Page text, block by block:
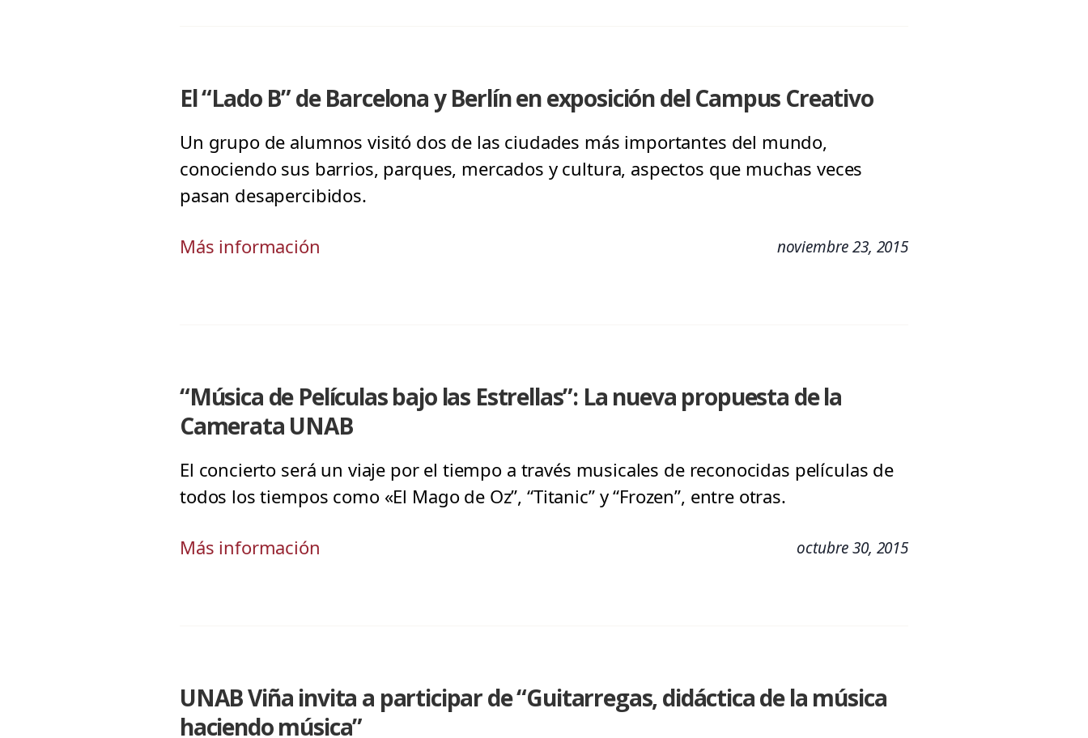
El “Lado B” de Barcelona y Berlín en exposición del Campus Creativo
Un grupo de alumnos visitó dos de las ciudades más importantes del mundo,
conociendo sus barrios, parques, mercados y cultura, aspectos que muchas veces
pasan desapercibidos.
Más información noviembre 23, 2015
“Música de Películas bajo las Estrellas”: La nueva propuesta de la
Camerata UNAB
El concierto será un viaje por el tiempo a través musicales de reconocidas películas de
todos los tiempos como «El Mago de Oz”, “Titanic” y “Frozen”, entre otras.
Más información octubre 30, 2015
UNAB Viña invita a participar de “Guitarregas, didáctica de la música
haciendo música”